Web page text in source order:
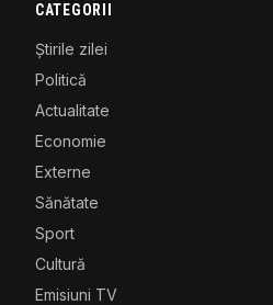
CATEGORII
Știrile zilei
Politică
Actualitate
Economie
Externe
Sănătate
Sport
Cultură
Emisiuni TV